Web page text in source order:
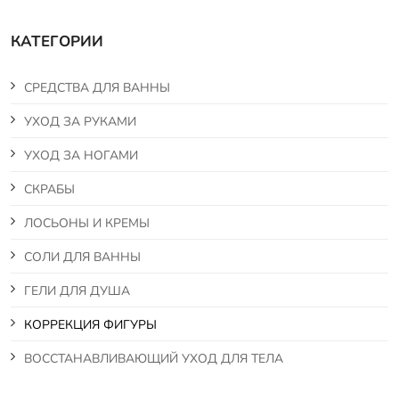
КАТЕГОРИИ
СРЕДСТВА ДЛЯ ВАННЫ
УХОД ЗА РУКАМИ
УХОД ЗА НОГАМИ
СКРАБЫ
ЛОСЬОНЫ И КРЕМЫ
СОЛИ ДЛЯ ВАННЫ
ГЕЛИ ДЛЯ ДУША
КОРРЕКЦИЯ ФИГУРЫ
ВОССТАНАВЛИВАЮЩИЙ УХОД ДЛЯ ТЕЛА